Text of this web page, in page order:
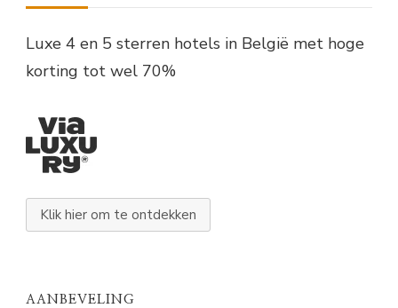
Luxe 4 en 5 sterren hotels in België met hoge
korting tot wel 70%
Klik hier om te ontdekken
AANBEVELING